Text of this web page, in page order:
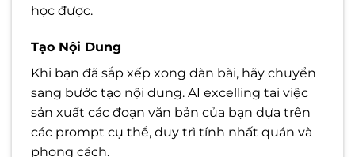
học được.
Tạo Nội Dung
Khi bạn đã sắp xếp xong dàn bài, hãy chuyển
sang bước tạo nội dung. AI excelling tại việc
sản xuất các đoạn văn bản của bạn dựa trên
các prompt cụ thể, duy trì tính nhất quán và
phong cách.